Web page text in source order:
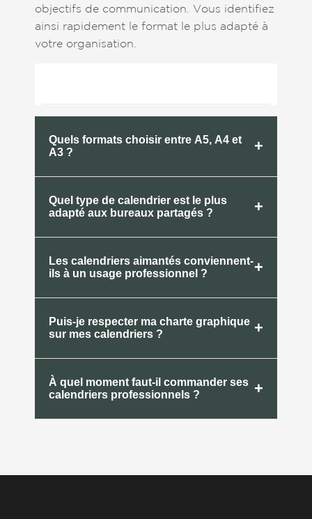
objectifs de communication. Vous identifiez
ainsi rapidement le format le plus adapté à
votre organisation.
Quels formats choisir entre A5, A4 et
A3 ?
+
Quel type de calendrier est le plus
adapté aux bureaux partagés ?
+
Les calendriers aimantés conviennent-
ils à un usage professionnel ?
+
Puis-je respecter ma charte graphique
sur mes calendriers ?
+
À quel moment faut-il commander ses
calendriers professionnels ?
+